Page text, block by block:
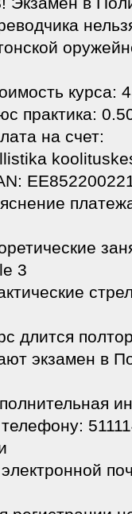
курса:
практика:
на счет:
3
длится
экзамен в